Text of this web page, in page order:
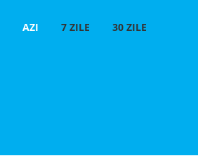
AZI 7 ZILE 30 ZILE